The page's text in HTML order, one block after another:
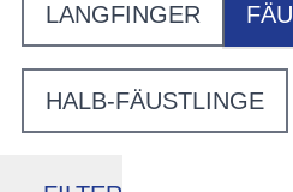
LANGFINGER
HALB-FÄUSTLINGE